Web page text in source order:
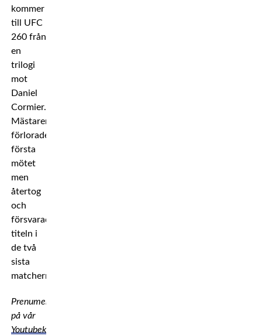
kommer
till UFC
260 från
en
trilogi
mot
Daniel
Cormier.
Mästaren
förlorade
första
mötet
men
återtog
och
försvarade
titeln i
de två
sista
matcherna.
Prenumerera
på vår
Youtubekanal